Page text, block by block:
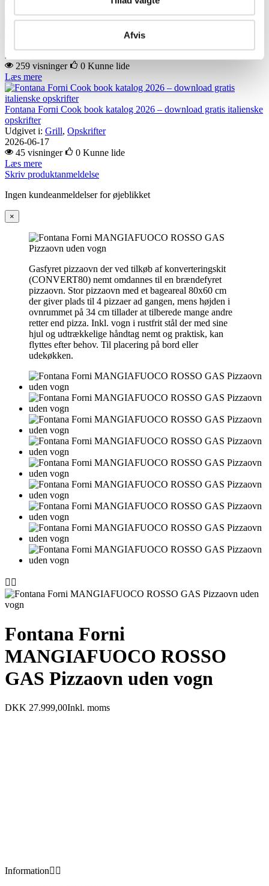
Afvis
Klassisk pizzadej –
2025-11-13
259 visninger
0 Kunne lide
Læs mere
Fontana Forni Cook book katalog 2026 – download gratis italienske
opskrifter
Udgivet i: Grill, Opskrifter
2026-06-17
45 visninger
0 Kunne lide
Læs mere
Skriv produktanmeldelse
Ingen kundeanmeldelser for øjeblikket
×
Gasfyret pizzaovn der ved tilkøb af konverteringskit
(CONVERT80) nemt omdannes til en brændefyret
pizzaovn. Stor pizzaovn med et bageareal 80x60 cm
der giver plads til 4 pizzaer ad gangen, mens højden i
ovnrummet på 34 cm tillader at tilberede mange andre
retter end pizza. Inkl. vogn i rustfrit stål der med sine
hjul og udtrækkelige håndtag nemt og praktisk, kan
flyttes efter behov. Til placering på bord eller
udekøkken.
 
Fontana Forni
MANGIAFUOCO ROSSO
GAS Pizzaovn uden vogn
DKK 27.999,00Inkl. moms
Information 